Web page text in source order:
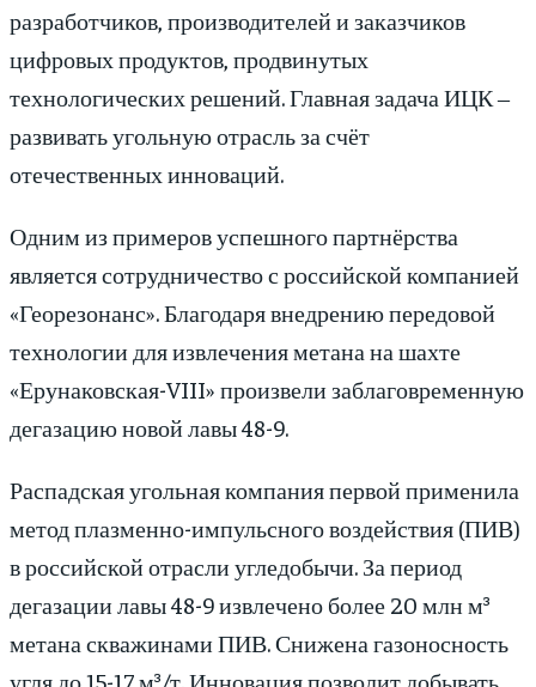
разработчиков, производителей и заказчиков
цифровых продуктов, продвинутых
технологических решений. Главная задача ИЦК ‒
развивать угольную отрасль за счёт
отечественных инноваций.
Одним из примеров успешного партнёрства
является сотрудничество с российской компанией
«Георезонанс». Благодаря внедрению передовой
технологии для извлечения метана на шахте
«Ерунаковская-VIII» произвели заблаговременную
дегазацию новой лавы 48-9.
Распадская угольная компания первой применила
метод плазменно-импульсного воздействия (ПИВ)
в российской отрасли угледобычи. За период
дегазации лавы 48-9 извлечено более 20 млн м³
метана скважинами ПИВ. Снижена газоносность
угля до 15-17 м³/т. Инновация позволит добывать